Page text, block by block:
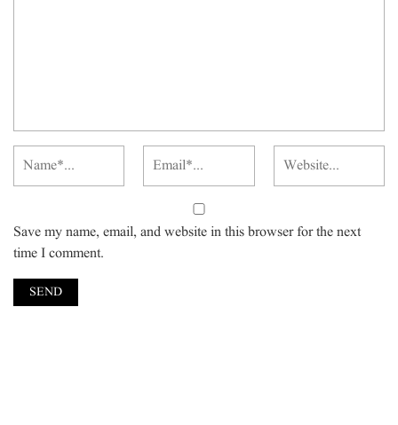
Save my name, email, and website in this browser for the next
time I comment.